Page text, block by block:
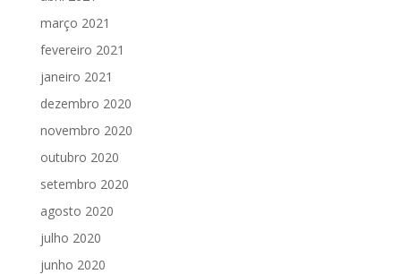
março 2021
fevereiro 2021
janeiro 2021
dezembro 2020
novembro 2020
outubro 2020
setembro 2020
agosto 2020
julho 2020
junho 2020